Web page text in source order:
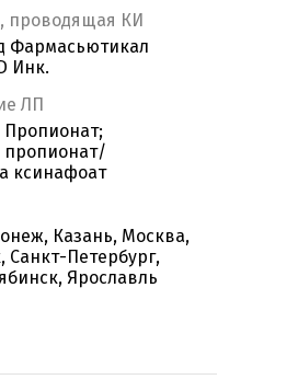
проводящая КИ
Фармасьютикал
Инк.
ЛП
Пропионат;
пропионат/
ксинафоат
Казань, Москва,
Санкт-Петербург,
Ярославль